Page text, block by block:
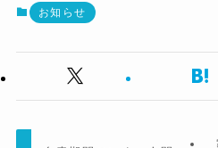
お知らせ